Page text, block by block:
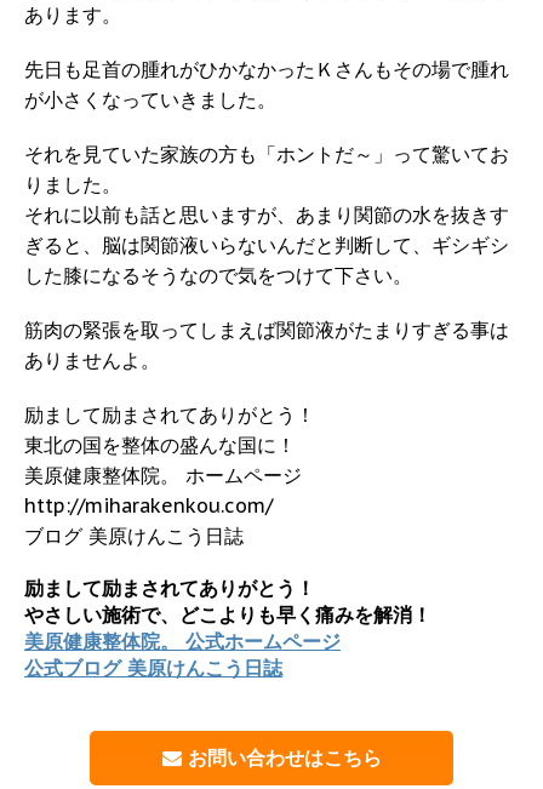
あります。
先日も足首の腫れがひかなかったＫさんもその場で腫れ
が小さくなっていきました。
それを見ていた家族の方も「ホントだ～」って驚いてお
りました。
それに以前も話と思いますが、あまり関節の水を抜きす
ぎると、脳は関節液いらないんだと判断して、ギシギシ
した膝になるそうなので気をつけて下さい。
筋肉の緊張を取ってしまえば関節液がたまりすぎる事は
ありませんよ。
励まして励まされてありがとう！
東北の国を整体の盛んな国に！
美原健康整体院。 ホームページ
http://miharakenkou.com/
ブログ 美原けんこう日誌
励まして励まされてありがとう！
やさしい施術で、どこよりも早く痛みを解消！
美原健康整体院。 公式ホームページ
公式ブログ 美原けんこう日誌
お問い合わせはこちら